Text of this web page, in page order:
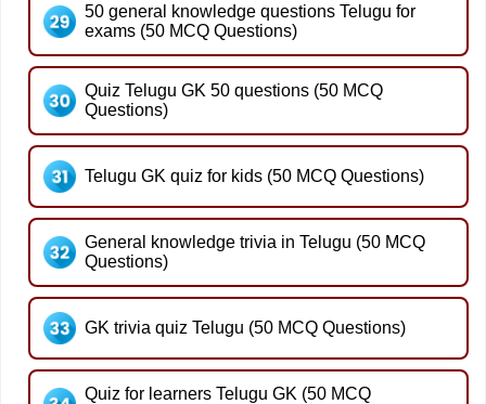
50 general knowledge questions Telugu for
exams (50 MCQ Questions)
Quiz Telugu GK 50 questions (50 MCQ
Questions)
Telugu GK quiz for kids (50 MCQ Questions)
General knowledge trivia in Telugu (50 MCQ
Questions)
GK trivia quiz Telugu (50 MCQ Questions)
Quiz for learners Telugu GK (50 MCQ